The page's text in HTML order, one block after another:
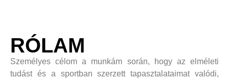
RÓLAM
Személyes célom a munkám során, hogy az elméleti
tudást és a sportban szerzett tapasztalataimat valódi,